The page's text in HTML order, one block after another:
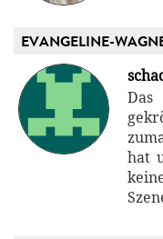
EVANGELINE-
Das
hat